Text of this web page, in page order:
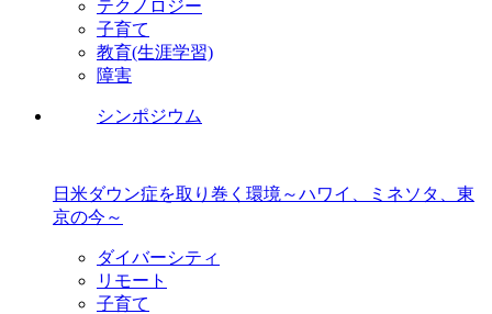
テクノロジー
子育て
教育(生涯学習)
障害
シンポジウム
日米ダウン症を取り巻く環境～ハワイ、ミネソタ、東
京の今～
ダイバーシティ
リモート
子育て